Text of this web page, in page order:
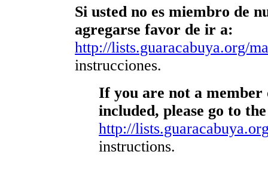
Si usted no es miembro de
agregarse favor de ir a:
http://lists.guaracabuya.org/
instrucciones.
If you are not a
included, please go to
http://
instructions.